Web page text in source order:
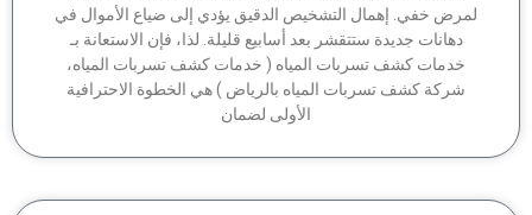
خفي. إهمال التشخيص الدقيق يؤدي إلى ضياع الأموال في
دهانات جديدة ستتقشر بعد أسابيع قليلة. لذا، فإن الاستعانة بـ
خدمات كشف تسربات المياه ( خدمات كشف تسربات المياه،
شركة كشف تسربات المياه بالرياض ) هي الخطوة الاحترافية
الأولى لضمان